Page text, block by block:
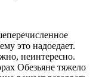
это надоедает.
неинтересно.
Обезьяне тяжело